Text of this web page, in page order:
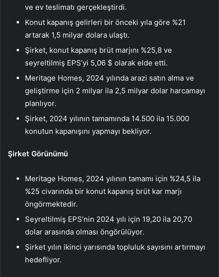
ve ev teslimatı gerçekleştirdi.
Konut kapanış gelirleri bir önceki yıla göre %21
artarak 1,5 milyar dolara ulaştı.
Şirket, konut kapanış brüt marjını %25,8 ve
seyreltilmiş EPS’yi 5,06 $ olarak elde etti.
Meritage Homes, 2024 yılında arazi satın alma ve
geliştirme için 2 milyar ila 2,5 milyar dolar harcamayı
planlıyor.
Şirket, 2024 yılının tamamında 14.500 ila 15.000
konutun kapanışını yapmayı bekliyor.
Şirket Görünümü
Meritage Homes, 2024 yılının tamamı için %24,5 ila
%25 civarında bir konut kapanış brüt kar marjı
öngörmektedir.
Seyreltilmiş EPS’nin 2024 yılı için 19,20 ila 20,70
dolar arasında olması öngörülüyor.
Şirket yılın ikinci yarısında topluluk sayısını artırmayı
hedefliyor.